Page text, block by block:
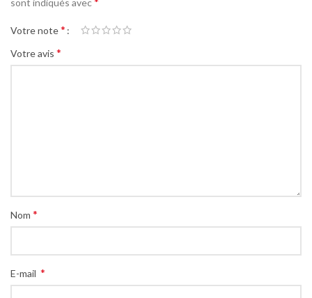
sont indiqués avec
Votre note*
Votre avis *
Nom *
E-mail *